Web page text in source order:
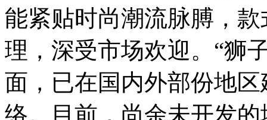
能紧贴时尚潮流脉膊，
理，深受市场欢迎。“狮
面，已在国内外部份地
络。目前，尚余未开发的